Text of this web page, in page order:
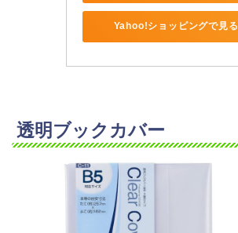
Yahoo!ショッピングで見る
透明ブックカバー